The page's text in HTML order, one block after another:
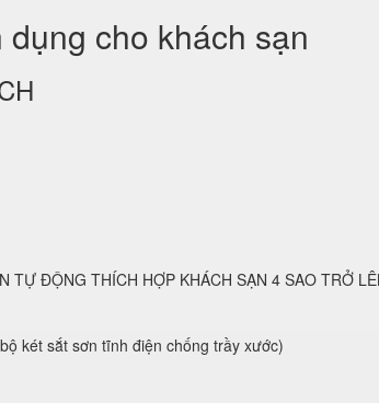
cho khách sạn
TỰ ĐỘNG THÍCH HỢP KHÁCH SẠN 4 SAO TRỞ
két sắt sơn tĩnh điện chống trầy xước)